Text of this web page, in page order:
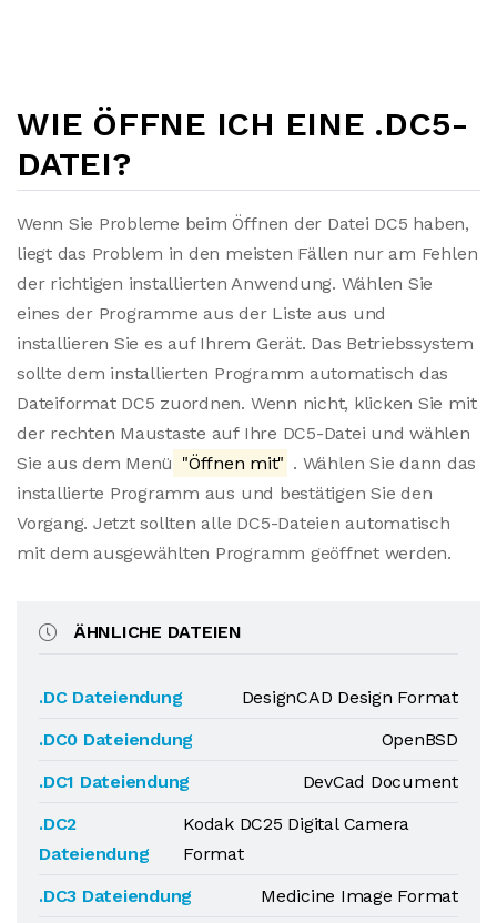
WIE ÖFFNE ICH EINE .DC5-
DATEI?
Wenn Sie Probleme beim Öffnen der Datei DC5 haben,
liegt das Problem in den meisten Fällen nur am Fehlen
der richtigen installierten Anwendung. Wählen Sie
eines der Programme aus der Liste aus und
installieren Sie es auf Ihrem Gerät. Das Betriebssystem
sollte dem installierten Programm automatisch das
Dateiformat DC5 zuordnen. Wenn nicht, klicken Sie mit
der rechten Maustaste auf Ihre DC5-Datei und wählen
Sie aus dem Menü "Öffnen mit" . Wählen Sie dann das
installierte Programm aus und bestätigen Sie den
Vorgang. Jetzt sollten alle DC5-Dateien automatisch
mit dem ausgewählten Programm geöffnet werden.
ÄHNLICHE DATEIEN
.DC Dateiendung
DesignCAD Design Format
.DC0 Dateiendung
OpenBSD
.DC1 Dateiendung
DevCad Document
.DC2
Dateiendung
Kodak DC25 Digital Camera
Format
.DC3 Dateiendung
Medicine Image Format